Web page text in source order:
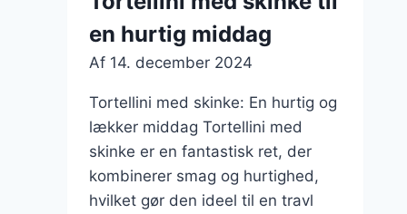
en hurtig middag
Af 14. december 2024
Tortellini med skinke: En hurtig og
lækker middag Tortellini med
skinke er en fantastisk ret, der
kombinerer smag og hurtighed,
hvilket gør den ideel til en travl